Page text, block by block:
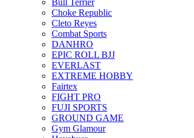
Bull Terrier
Choke Republic
Cleto Reyes
Combat Sports
DANHRO
EPIC ROLL BJJ
EVERLAST
EXTREME HOBBY
Fairtex
FIGHT PRO
FUJI SPORTS
GROUND GAME
Gym Glamour